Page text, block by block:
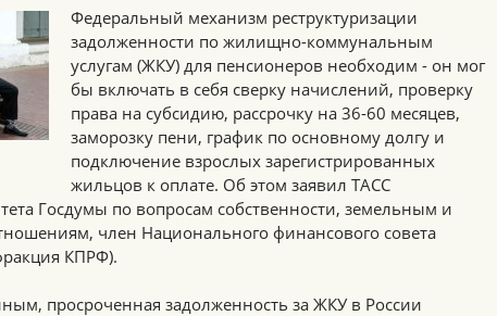
Федеральный механизм реструктуризации
задолженности по жилищно-коммунальным
услугам (ЖКУ) для пенсионеров необходим - он мог
бы включать в себя сверку начислений, проверку
права на субсидию, рассрочку на 36-60 месяцев,
заморозку пени, график по основному долгу и
подключение взрослых зарегистрированных
жильцов к оплате. Об этом заявил ТАСС
Госдумы по вопросам собственности, земельным и
член Национального финансового совета
КПРФ).
просроченная задолженность за ЖКУ в России